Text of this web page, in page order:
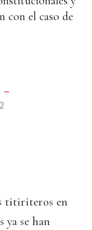
con el caso de
—
titiriteros en
ya se han